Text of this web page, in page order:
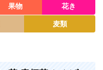
果物 花き
麦類